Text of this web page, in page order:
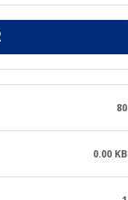
80
0.00 KB